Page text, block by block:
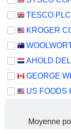
YAMANAKA
TESCO PLC
KROGER
AHOLD
Moyenne